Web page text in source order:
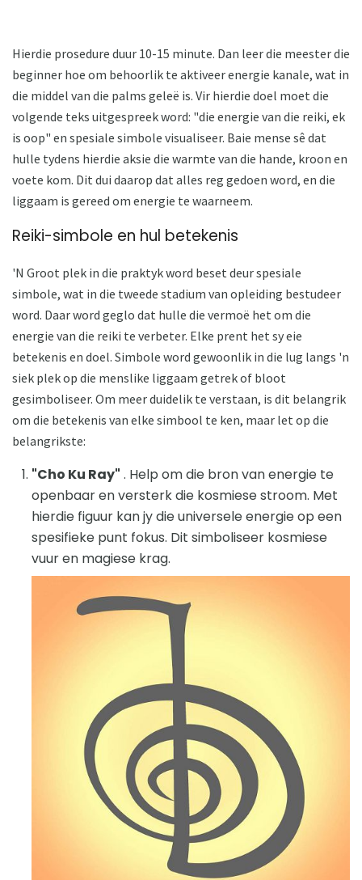
Hierdie prosedure duur 10-15 minute. Dan leer die meester die
beginner hoe om behoorlik te aktiveer energie kanale, wat in
die middel van die palms geleë is. Vir hierdie doel moet die
volgende teks uitgespreek word: "die energie van die reiki, ek
is oop" en spesiale simbole visualiseer. Baie mense sê dat
hulle tydens hierdie aksie die warmte van die hande, kroon en
voete kom. Dit dui daarop dat alles reg gedoen word, en die
liggaam is gereed om energie te waarneem.
Reiki-simbole en hul betekenis
'N Groot plek in die praktyk word beset deur spesiale
simbole, wat in die tweede stadium van opleiding bestudeer
word. Daar word geglo dat hulle die vermoë het om die
energie van die reiki te verbeter. Elke prent het sy eie
betekenis en doel. Simbole word gewoonlik in die lug langs 'n
siek plek op die menslike liggaam getrek of bloot
gesimboliseer. Om meer duidelik te verstaan, is dit belangrik
om die betekenis van elke simbool te ken, maar let op die
belangrikste:
"Cho Ku Ray" . Help om die bron van energie te
openbaar en versterk die kosmiese stroom. Met
hierdie figuur kan jy die universele energie op een
spesifieke punt fokus. Dit simboliseer kosmiese
vuur en magiese krag.